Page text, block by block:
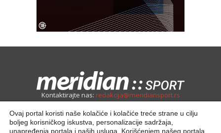
Kontaktirajte nas: redakcija@meridiansport.rs
Ovaj portal koristi naše kolačiće i kolačiće treće strane u cilju
boljeg korisničkog iskustva, personalizacije sadržaja,
unapređenja portala i naših usluga. Korišćenjem našeg portala